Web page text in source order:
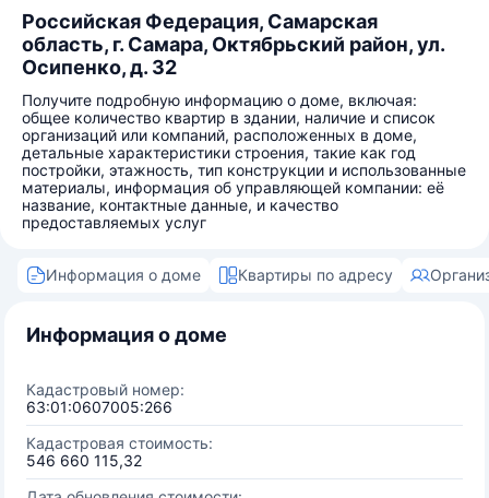
Российская Федерация, Самарская
область, г. Самара, Октябрьский район, ул.
Осипенко, д. 32
Получите подробную информацию о доме, включая:
общее количество квартир в здании, наличие и список
организаций или компаний, расположенных в доме,
детальные характеристики строения, такие как год
постройки, этажность, тип конструкции и использованные
материалы, информация об управляющей компании: её
название, контактные данные, и качество
предоставляемых услуг
Информация о доме Квартиры по адресу
Информация о доме
Кадастровый номер:
63:01:0607005:266
Кадастровая стоимость:
546 660 115,32